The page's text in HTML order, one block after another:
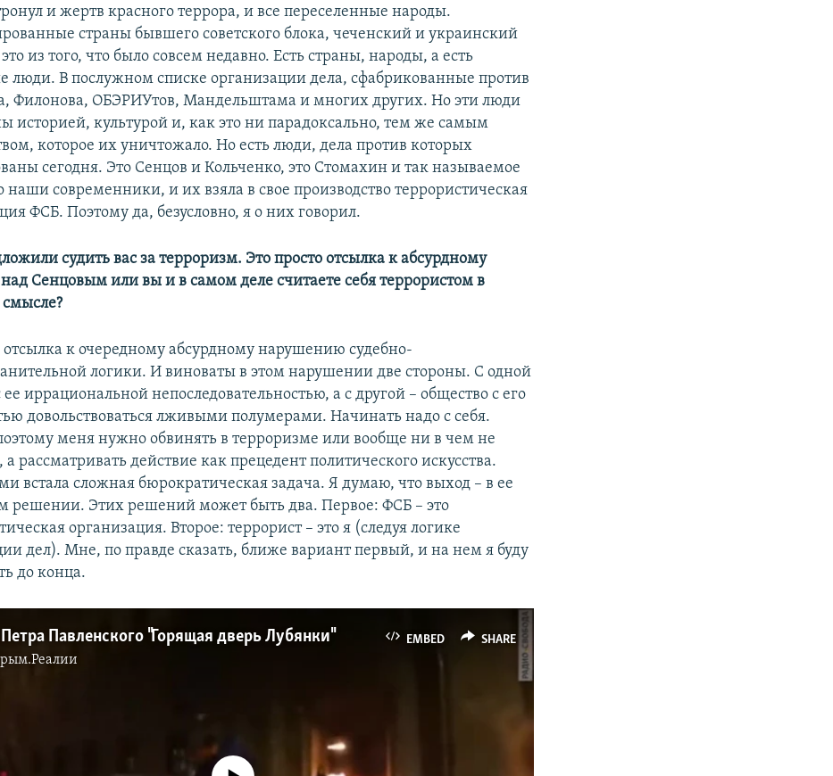
и жертв красного террора, и все переселенные народы.
страны бывшего советского блока, чеченский и украинский
из того, что было совсем недавно. Есть страны, народы, а есть
люди. В послужном списке организации дела, сфабрикованные против
Филонова, ОБЭРИУтов, Мандельштама и многих других. Но эти люди
историей, культурой и, как это ни парадоксально, тем же самым
которое их уничтожало. Но есть люди, дела против которых
сегодня. Это Сенцов и Кольченко, это Стомахин и так называемое
наши современники, и их взяла в свое производство террористическая
ФСБ. Поэтому да, безусловно, я о них говорил.
судить вас за терроризм. Это просто отсылка к абсурдному
над Сенцовым или вы и в самом деле считаете себя террористом в
отсылка к очередному абсурдному нарушению судебно-
логики. И виноваты в этом нарушении две стороны. С одной
ее иррациональной непоследовательностью, а с другой – общество с его
довольствоваться лживыми полумерами. Начинать надо с себя.
меня нужно обвинять в терроризме или вообще ни в чем не
а рассматривать действие как прецедент политического искусства.
встала сложная бюрократическая задача. Я думаю, что выход – в ее
решении. Этих решений может быть два. Первое: ФСБ – это
организация. Второе: террорист – это я (следуя логике
дел). Мне, по правде сказать, ближе вариант первый, и на нем я буду
до конца.
EMBED SHARE
Павленского "Горящая дверь Лубянки"
No media source currently available